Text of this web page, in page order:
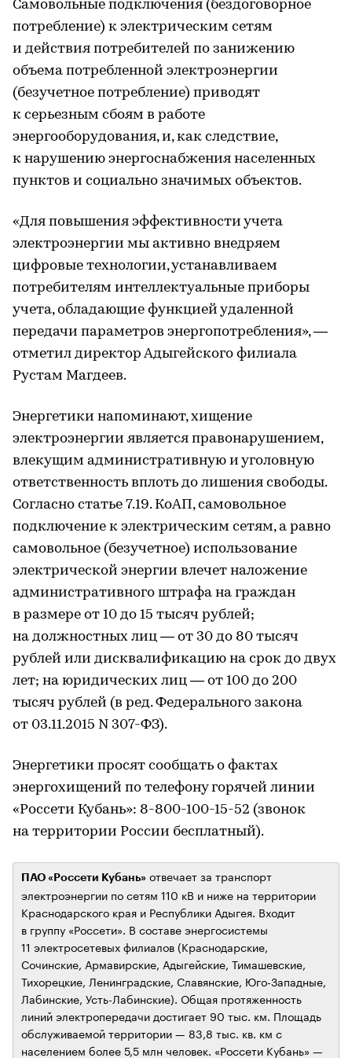
Самовольные подключения (бездоговорное
потребление) к электрическим сетям
и действия потребителей по занижению
объема потребленной электроэнергии
(безучетное потребление) приводят
к серьезным сбоям в работе
энергооборудования, и, как следствие,
к нарушению энергоснабжения населенных
пунктов и социально значимых объектов.
«Для повышения эффективности учета
электроэнергии мы активно внедряем
цифровые технологии, устанавливаем
потребителям интеллектуальные приборы
учета, обладающие функцией удаленной
передачи параметров энергопотребления», —
отметил директор Адыгейского филиала
Рустам Магдеев.
Энергетики напоминают, хищение
электроэнергии является правонарушением,
влекущим административную и уголовную
ответственность вплоть до лишения свободы.
Согласно статье 7.19. КоАП, самовольное
подключение к электрическим сетям, а равно
самовольное (безучетное) использование
электрической энергии влечет наложение
административного штрафа на граждан
в размере от 10 до 15 тысяч рублей;
на должностных лиц — от 30 до 80 тысяч
рублей или дисквалификацию на срок до двух
лет; на юридических лиц — от 100 до 200
тысяч рублей (в ред. Федерального закона
от 03.11.2015 N 307-ФЗ).
Энергетики просят сообщать о фактах
энергохищений по телефону горячей линии
«Россети Кубань»: 8-800-100-15-52 (звонок
на территории России бесплатный).
ПАО «Россети Кубань» отвечает за транспорт
электроэнергии по сетям 110 кВ и ниже на территории
Краснодарского края и Республики Адыгея. Входит
в группу «Россети». В составе энергосистемы
11 электросетевых филиалов (Краснодарские,
Сочинские, Армавирские, Адыгейские, Тимашевские,
Тихорецкие, Ленинградские, Славянские, Юго-Западные,
Лабинские, Усть-Лабинские). Общая протяженность
линий электропередачи достигает 90 тыс. км. Площадь
обслуживаемой территории — 83,8 тыс. кв. км с
населением более 5,5 млн человек. «Россети Кубань» —